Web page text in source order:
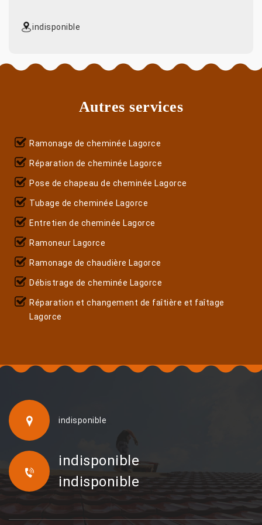
indisponible
Autres services
Ramonage de cheminée Lagorce
Réparation de cheminée Lagorce
Pose de chapeau de cheminée Lagorce
Tubage de cheminée Lagorce
Entretien de cheminée Lagorce
Ramoneur Lagorce
Ramonage de chaudière Lagorce
Débistrage de cheminée Lagorce
Réparation et changement de faîtière et faîtage
Lagorce
indisponible
indisponible
indisponible